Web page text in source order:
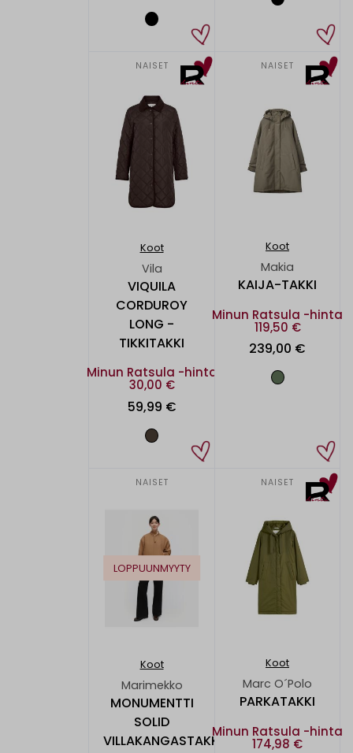
NAISET
Koot
Vila
VIQUILA
CORDUROY
LONG -
TIKKITAKKI
Minun Ratsula -hinta
30,00 €
59,99 €
NAISET
Koot
Makia
KAIJA-TAKKI
Minun Ratsula -hinta
119,50 €
239,00 €
NAISET
LOPPUUNMYYTY
Koot
Marimekko
MONUMENTTI
SOLID
VILLAKANGASTAKKI
NAISET
Koot
Marc O´Polo
PARKATAKKI
Minun Ratsula -hinta
174,98 €